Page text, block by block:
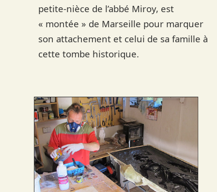
petite-nièce de l’abbé Miroy, est
« montée » de Marseille pour marquer
son attachement et celui de sa famille à
cette tombe historique.